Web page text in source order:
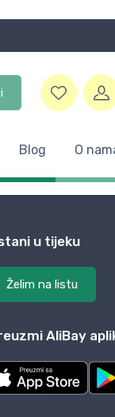
Blog O
u tijeku
Želim na listu
AliBay